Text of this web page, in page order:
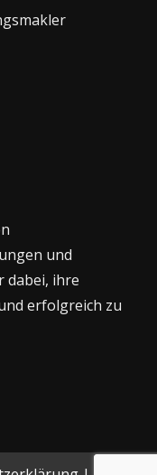
und
dabei, ihre
erfolgreich zu